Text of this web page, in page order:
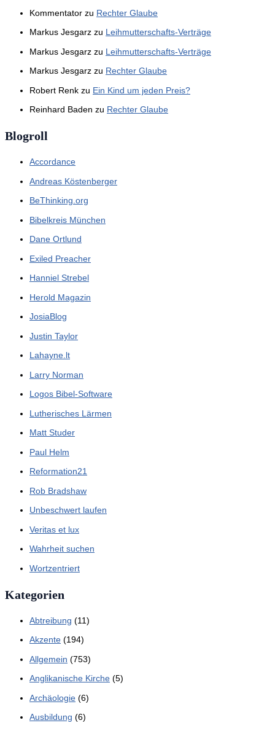
Kommentator zu Rechter Glaube
Markus Jesgarz zu Leihmutterschafts-Verträge
Markus Jesgarz zu Leihmutterschafts-Verträge
Markus Jesgarz zu Rechter Glaube
Robert Renk zu Ein Kind um jeden Preis?
Reinhard Baden zu Rechter Glaube
Blogroll
Accordance
Andreas Köstenberger
BeThinking.org
Bibelkreis München
Dane Ortlund
Exiled Preacher
Hanniel Strebel
Herold Magazin
JosiaBlog
Justin Taylor
Lahayne.lt
Larry Norman
Logos Bibel-Software
Lutherisches Lärmen
Matt Studer
Paul Helm
Reformation21
Rob Bradshaw
Unbeschwert laufen
Veritas et lux
Wahrheit suchen
Wortzentriert
Kategorien
Abtreibung (11)
Akzente (194)
Allgemein (753)
Anglikanische Kirche (5)
Archäologie (6)
Ausbildung (6)